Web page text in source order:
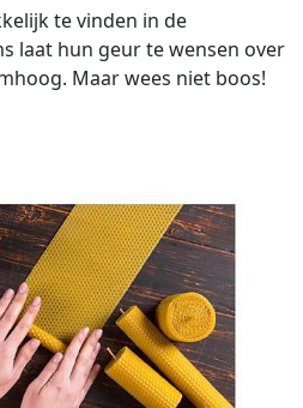
te vinden in de
laat hun geur te wensen over
Maar wees niet boos!